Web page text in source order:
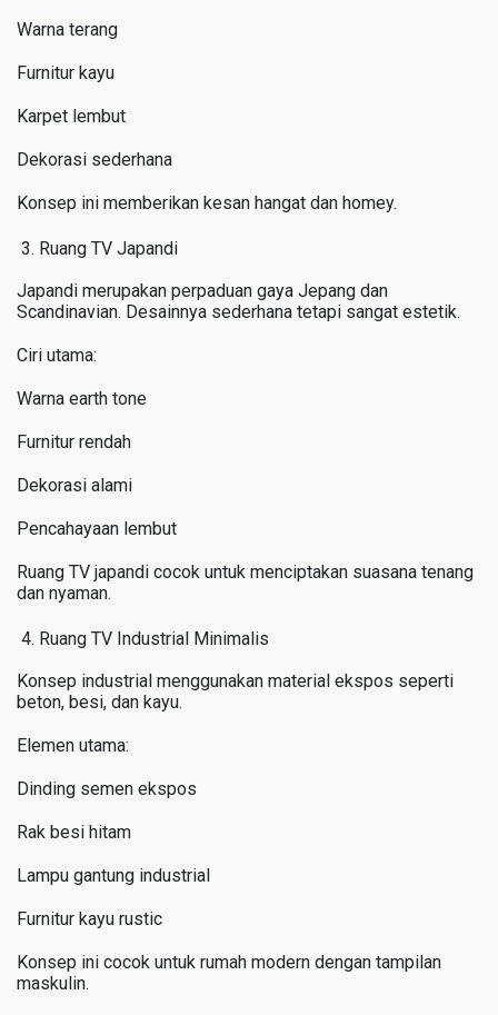
Warna terang
Furnitur kayu
Karpet lembut
Dekorasi sederhana
Konsep ini memberikan kesan hangat dan homey.
Ruang TV Japandi
Japandi merupakan perpaduan gaya Jepang dan
Scandinavian. Desainnya sederhana tetapi sangat estetik.
Ciri utama:
Warna earth tone
Furnitur rendah
Dekorasi alami
Pencahayaan lembut
Ruang TV japandi cocok untuk menciptakan suasana tenang
dan nyaman.
Ruang TV Industrial Minimalis
Konsep industrial menggunakan material ekspos seperti
beton, besi, dan kayu.
Elemen utama:
Dinding semen ekspos
Rak besi hitam
Lampu gantung industrial
Furnitur kayu rustic
Konsep ini cocok untuk rumah modern dengan tampilan
maskulin.